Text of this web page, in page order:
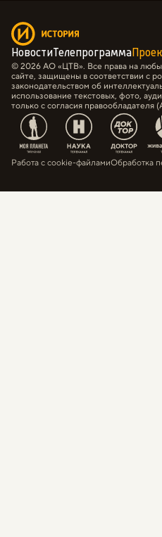
НовостиТелепрограмма
© 2026 АО «ЦТВ». Все права на
сайте, защищены в соответствии с
законодательством об
использование текстовых, фото,
только с согласия
Работа с cookie-файламиОбработка